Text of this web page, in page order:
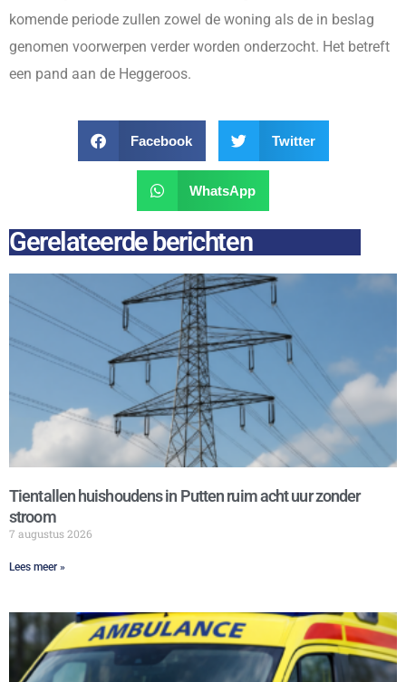
komende periode zullen zowel de woning als de in beslag
genomen voorwerpen verder worden onderzocht. Het betreft
een pand aan de Heggeroos.
Facebook Twitter
WhatsApp
Gerelateerde berichten
Tientallen huishoudens in Putten ruim acht uur zonder
stroom
7 augustus 2026
Lees meer »